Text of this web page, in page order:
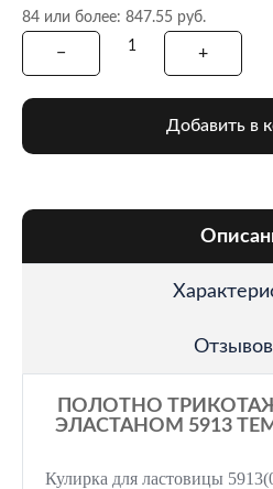
84 или более: 847.55 руб.
Добавить в
ПОЛОТНО
ЭЛАСТАНОМ 5913
Кулирка для ластовицы